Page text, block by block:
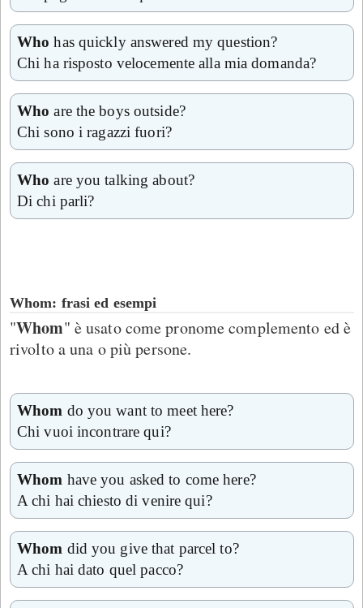
Who has quickly answered my question?
Chi ha risposto velocemente alla mia domanda?
Who are the boys outside?
Chi sono i ragazzi fuori?
Who are you talking about?
Di chi parli?
Whom: frasi ed esempi
"Whom" è usato come pronome complemento ed è
rivolto a una o più persone.
Whom do you want to meet here?
Chi vuoi incontrare qui?
Whom have you asked to come here?
A chi hai chiesto di venire qui?
Whom did you give that parcel to?
A chi hai dato quel pacco?